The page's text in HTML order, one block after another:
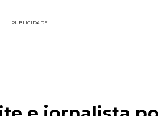
PUBLICIDADE